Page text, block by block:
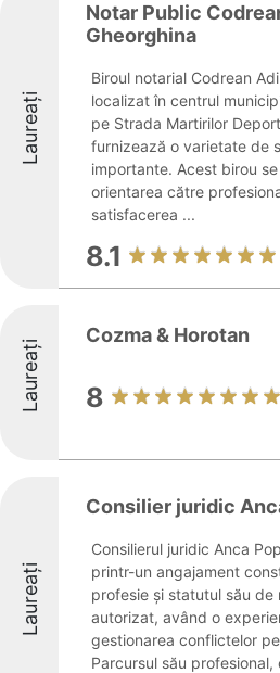
Laureați
Notar Public
Gheorghina
Biroul notarial Codrean
localizat în centrul
pe Strada Martirilor
furnizează o varietate de
importante. Acest birou
orientarea către
satisfacerea ...
8.1
Laureați
Cozma & Horotan
8
Laureați
Consilier juridic
Consilierul juridic Anca
printr-un angajament
profesie și statutul său de
autorizat, având o
gestionarea conflictelor
Parcursul său profesional,